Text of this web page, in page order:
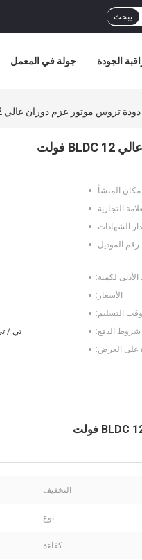
يبحث
جولة في المعمل الجودة
مكان المنشأ:
التجارية:
الشهادات:
رقم الموديل:
الأدنى لكمية:
الأسعار:
وقت التسليم:
شروط الدفع:
تي /
على العرض:
التخفيف:
نوع:
كفاءة: